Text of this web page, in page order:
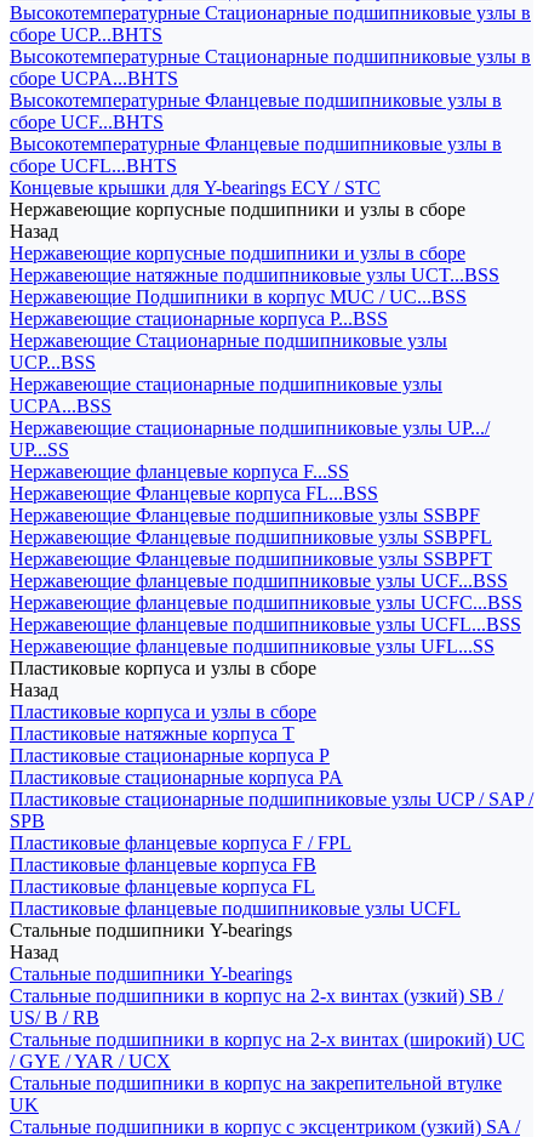
Высокотемпературные Стационарные подшипниковые узлы в
сборе UCP...BHTS
Высокотемпературные Стационарные подшипниковые узлы в
сборе UCPA...BHTS
Высокотемпературные Фланцевые подшипниковые узлы в
сборе UCF...BHTS
Высокотемпературные Фланцевые подшипниковые узлы в
сборе UCFL...BHTS
Концевые крышки для Y-bearings ECY / STC
Нержавеющие корпусные подшипники и узлы в сборе
Назад
Нержавеющие корпусные подшипники и узлы в сборе
Нержавеющие натяжные подшипниковые узлы UCT...BSS
Нержавеющие Подшипники в корпус MUC / UC...BSS
Нержавеющие стационарные корпуса P...BSS
Нержавеющие Стационарные подшипниковые узлы
UCP...BSS
Нержавеющие стационарные подшипниковые узлы
UCPA...BSS
Нержавеющие стационарные подшипниковые узлы UP.../
UP...SS
Нержавеющие фланцевые корпуса F...SS
Нержавеющие Фланцевые корпуса FL...BSS
Нержавеющие Фланцевые подшипниковые узлы SSBPF
Нержавеющие Фланцевые подшипниковые узлы SSBPFL
Нержавеющие Фланцевые подшипниковые узлы SSBPFT
Нержавеющие фланцевые подшипниковые узлы UCF...BSS
Нержавеющие фланцевые подшипниковые узлы UCFC...BSS
Нержавеющие фланцевые подшипниковые узлы UCFL...BSS
Нержавеющие фланцевые подшипниковые узлы UFL...SS
Пластиковые корпуса и узлы в сборе
Назад
Пластиковые корпуса и узлы в сборе
Пластиковые натяжные корпуса T
Пластиковые стационарные корпуса P
Пластиковые стационарные корпуса PA
Пластиковые стационарные подшипниковые узлы UCP / SAP /
SPB
Пластиковые фланцевые корпуса F / FPL
Пластиковые фланцевые корпуса FB
Пластиковые фланцевые корпуса FL
Пластиковые фланцевые подшипниковые узлы UCFL
Стальные подшипники Y-bearings
Назад
Стальные подшипники Y-bearings
Стальные подшипники в корпус на 2-х винтах (узкий) SB /
US/ B / RB
Стальные подшипники в корпус на 2-х винтах (широкий) UC
/ GYE / YAR / UCX
Стальные подшипники в корпус на закрепительной втулке
UK
Стальные подшипники в корпус с эксцентриком (узкий) SA /